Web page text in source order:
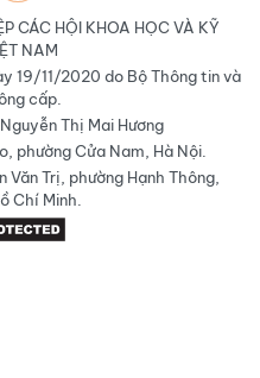
CÁC HỘI KHOA HỌC VÀ KỸ
NAM
19/11/2020 do Bộ Thông tin và
cấp.
Thị Mai Hương
phường Cửa Nam, Hà Nội.
Trị, phường Hạnh Thông,
Chí Minh.